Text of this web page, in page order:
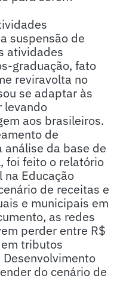
suspensão de
atividades
graduação, fato
reviravolta no
se adaptar às
levando
aos brasileiros.
de
da base de
foi feito o relatório
na Educação
de receitas e
e municipais em
as redes
perder entre R$
tributos
do cenário de